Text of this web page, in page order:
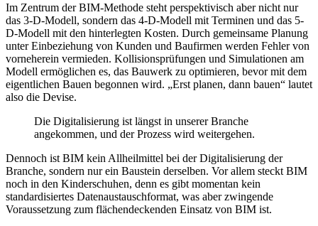
Im Zentrum der BIM-Methode steht perspektivisch aber nicht nur
das 3-D-Modell, sondern das 4-D-Modell mit Terminen und das 5-
D-Modell mit den hinterlegten Kosten. Durch gemeinsame Planung
unter Einbeziehung von Kunden und Baufirmen werden Fehler von
vorneherein vermieden. Kollisionsprüfungen und Simulationen am
Modell ermöglichen es, das Bauwerk zu optimieren, bevor mit dem
eigentlichen Bauen begonnen wird. „Erst planen, dann bauen“ lautet
also die Devise.
Die Digitalisierung ist längst in unserer Branche
angekommen, und der Prozess wird weitergehen.
Dennoch ist BIM kein Allheilmittel bei der Digitalisierung der
Branche, sondern nur ein Baustein derselben. Vor allem steckt BIM
noch in den Kinderschuhen, denn es gibt momentan kein
standardisiertes Datenaustauschformat, was aber zwingende
Voraussetzung zum flächendeckenden Einsatz von BIM ist.